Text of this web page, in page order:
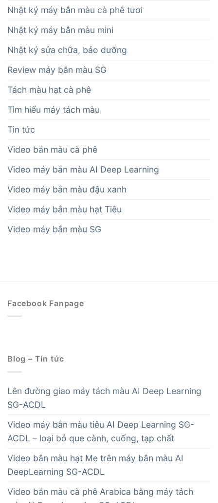
Nhật ký máy bắn màu cà phê tươi
Nhật ký máy bắn màu mini
Nhật ký sửa chữa, bảo dưỡng
Review máy bắn màu SG
Tách màu hạt cà phê
Tìm hiểu máy tách màu
Tin tức
Video bắn màu cà phê
Video máy bắn màu AI Deep Learning
Video máy bắn màu đậu xanh
Video máy bắn màu hạt Tiêu
Video máy bắn màu SG
Facebook Fanpage
Blog – Tin tức
Lên đường giao máy tách màu AI Deep Learning
SG-ACDL
Video máy bắn màu tiêu AI Deep Learning SG-
ACDL – loại bỏ que cành, cuống, tạp chất
Video bắn màu hạt Me trên máy bắn màu AI
DeepLearning SG-ACDL
Video bắn màu cà phê Arabica bằng máy tách